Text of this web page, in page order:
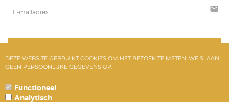
mail
DEZE WEBSITE GEBRUIKT COOKIES OM HET BEZOEK TE METEN, WE SLAAN
GEEN PERSOONLIJKE GEGEVENS OP.
Functioneel
Analytisch